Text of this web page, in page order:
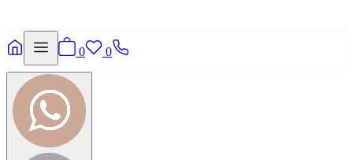
0 0